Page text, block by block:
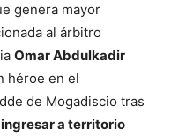
genera mayor
al árbitro
Omar Abdulkadir
héroe en el
de Mogadiscio tras
a territorio